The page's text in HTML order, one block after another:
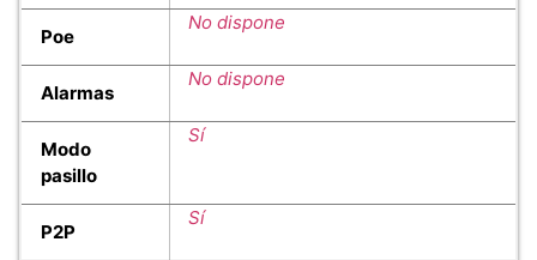
Poe
No dispone
Alarmas
No dispone
Modo
pasillo
Sí
P2P
Sí